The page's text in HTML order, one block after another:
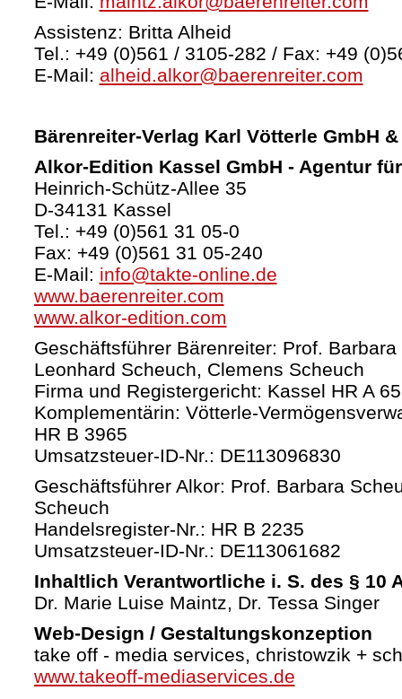
Assistenz: Britta Alheid
Tel.: +49 (0)561 / 3105-282 / Fax: +49
E-Mail: alheid.alkor@baerenreiter.com
Bärenreiter-Verlag Karl Vötterle GmbH &
Alkor-Edition Kassel GmbH - Agentur
Heinrich-Schütz-Allee 35
D-34131 Kassel
Tel.: +49 (0)561 31 05-0
Fax: +49 (0)561 31 05-240
E-Mail: info@takte-online.de
www.baerenreiter.com
www.alkor-edition.com
Geschäftsführer Bärenreiter: Prof.
Leonhard Scheuch, Clemens Scheuch
Firma und Registergericht: Kassel HR A
Komplementärin: Vötterle-
HR B 3965
Umsatzsteuer-ID-Nr.: DE113096830
Geschäftsführer Alkor: Prof. Barbara
Scheuch
Handelsregister-Nr.: HR B 2235
Umsatzsteuer-ID-Nr.: DE113061682
Inhaltlich Verantwortliche i. S. des § 10
Dr. Marie Luise Maintz, Dr. Tessa Singer
Web-Design / Gestaltungskonzeption
take off - media services, christowzik +
www.takeoff-mediaservices.de